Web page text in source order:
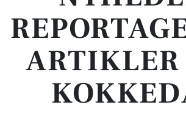
ARTIKLER